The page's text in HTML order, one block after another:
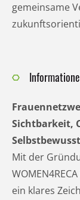
gemeinsame
Sichtbarkeit,
Mit der
ein klares